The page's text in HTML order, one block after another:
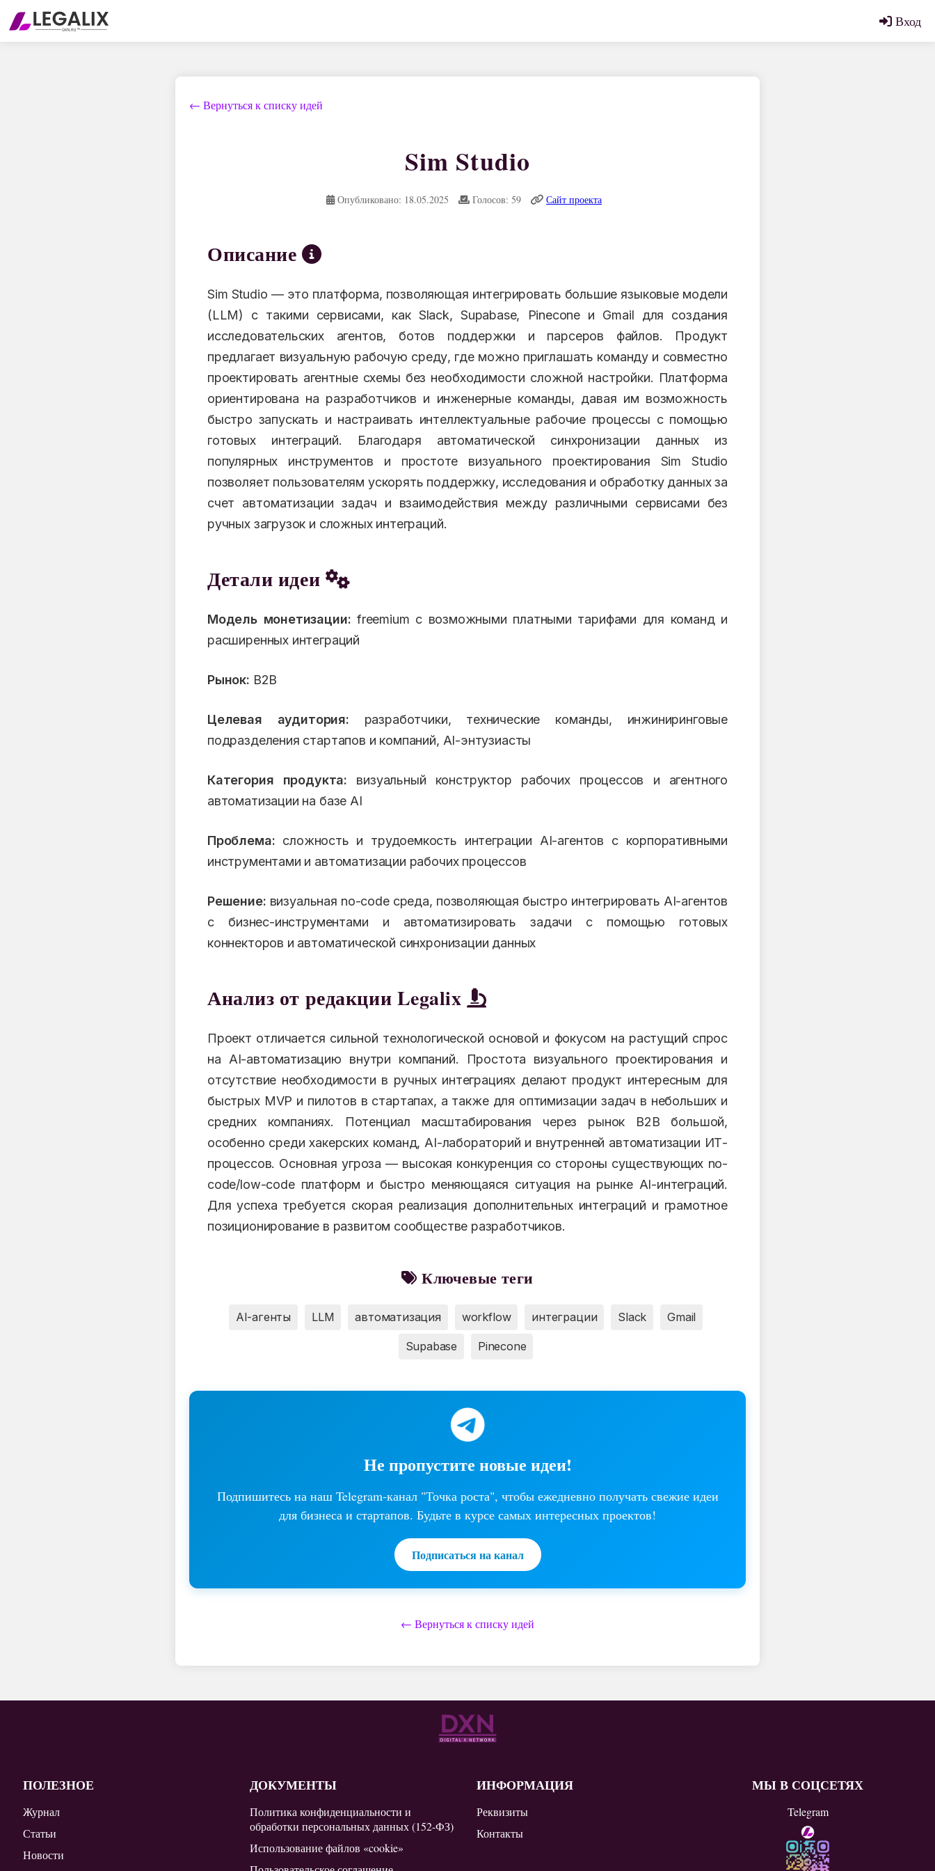
Вход
← Вернуться к списку идей
Sim Studio
Опубликовано: 18.05.2025 Голосов: 59 Сайт проекта
Описание
Sim Studio — это платформа, позволяющая интегрировать большие языковые модели
(LLM) с такими сервисами, как Slack, Supabase, Pinecone и Gmail для создания
исследовательских агентов, ботов поддержки и парсеров файлов. Продукт
предлагает визуальную рабочую среду, где можно приглашать команду и совместно
проектировать агентные схемы без необходимости сложной настройки. Платформа
ориентирована на разработчиков и инженерные команды, давая им возможность
быстро запускать и настраивать интеллектуальные рабочие процессы с помощью
готовых интеграций. Благодаря автоматической синхронизации данных из
популярных инструментов и простоте визуального проектирования Sim Studio
позволяет пользователям ускорять поддержку, исследования и обработку данных за
счет автоматизации задач и взаимодействия между различными сервисами без
ручных загрузок и сложных интеграций.
Детали идеи
Модель монетизации: freemium с возможными платными тарифами для команд и
расширенных интеграций
Рынок: B2B
Целевая аудитория: разработчики, технические команды, инжиниринговые
подразделения стартапов и компаний, AI-энтузиасты
Категория продукта: визуальный конструктор рабочих процессов и агентного
автоматизации на базе AI
Проблема: сложность и трудоемкость интеграции AI-агентов с корпоративными
инструментами и автоматизации рабочих процессов
Решение: визуальная no-code среда, позволяющая быстро интегрировать AI-агентов
с бизнес-инструментами и автоматизировать задачи с помощью готовых
коннекторов и автоматической синхронизации данных
Анализ от редакции Legalix
Проект отличается сильной технологической основой и фокусом на растущий спрос
на AI-автоматизацию внутри компаний. Простота визуального проектирования и
отсутствие необходимости в ручных интеграциях делают продукт интересным для
быстрых MVP и пилотов в стартапах, а также для оптимизации задач в небольших и
средних компаниях. Потенциал масштабирования через рынок B2B большой,
особенно среди хакерских команд, AI-лабораторий и внутренней автоматизации ИТ-
процессов. Основная угроза — высокая конкуренция со стороны существующих no-
code/low-code платформ и быстро меняющаяся ситуация на рынке AI-интеграций.
Для успеха требуется скорая реализация дополнительных интеграций и грамотное
позиционирование в развитом сообществе разработчиков.
Ключевые теги
AI-агенты LLM автоматизация workflow интеграции Slack Gmail
Supabase Pinecone
Не пропустите новые идеи!
Подпишитесь на наш Telegram-канал "Точка роста", чтобы ежедневно получать свежие идеи
для бизнеса и стартапов. Будьте в курсе самых интересных проектов!
Подписаться на канал
← Вернуться к списку идей
ПОЛЕЗНОЕ
Журнал
Статьи
Новости
ДОКУМЕНТЫ
Политика конфиденциальности и
обработки персональных данных (152-ФЗ)
Использование файлов «cookie»
ИНФОРМАЦИЯ
Реквизиты
Контакты
МЫ В СОЦСЕТЯХ
Telegram